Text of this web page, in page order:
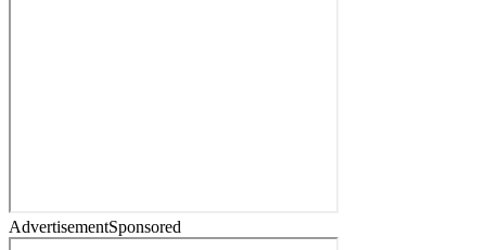
AdvertisementSponsored